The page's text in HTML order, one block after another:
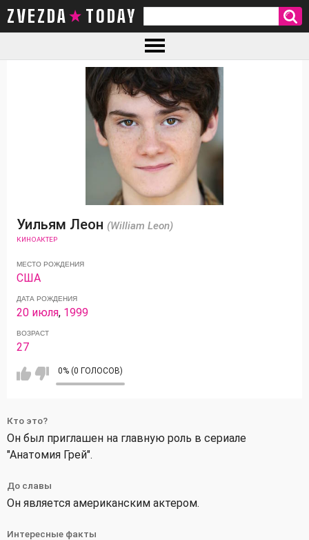
ZVEZDA TODAY
Уильям Леон (William Leon)
КИНОАКТЕР
МЕСТО РОЖДЕНИЯ
США
ДАТА РОЖДЕНИЯ
20 июля, 1999
ВОЗРАСТ
27
0% (0 ГОЛОСОВ)
Кто это?
Он был приглашен на главную роль в сериале
"Анатомия Грей".
До славы
Он является американским актером.
Интересные факты